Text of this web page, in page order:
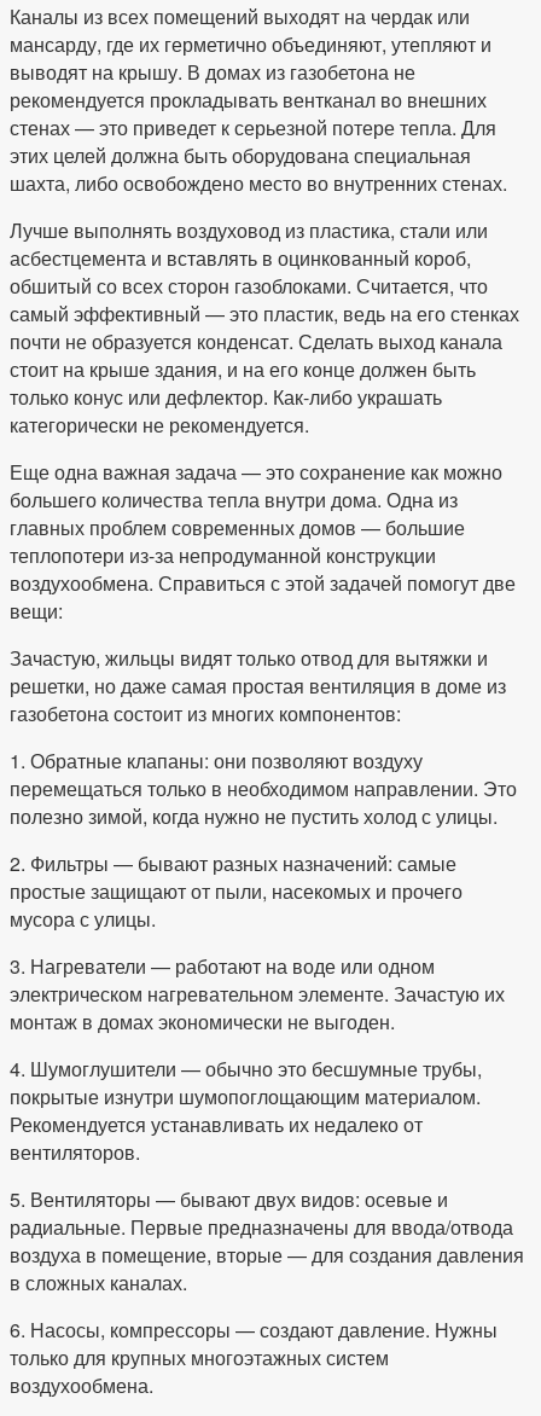
Каналы из всех помещений выходят на чердак или
мансарду, где их герметично объединяют, утепляют и
выводят на крышу. В домах из газобетона не
рекомендуется прокладывать вентканал во внешних
стенах — это приведет к серьезной потере тепла. Для
этих целей должна быть оборудована специальная
шахта, либо освобождено место во внутренних стенах.
Лучше выполнять воздуховод из пластика, стали или
асбестцемента и вставлять в оцинкованный короб,
обшитый со всех сторон газоблоками. Считается, что
самый эффективный — это пластик, ведь на его стенках
почти не образуется конденсат. Сделать выход канала
стоит на крыше здания, и на его конце должен быть
только конус или дефлектор. Как-либо украшать
категорически не рекомендуется.
Еще одна важная задача — это сохранение как можно
большего количества тепла внутри дома. Одна из
главных проблем современных домов — большие
теплопотери из-за непродуманной конструкции
воздухообмена. Справиться с этой задачей помогут две
вещи:
Зачастую, жильцы видят только отвод для вытяжки и
решетки, но даже самая простая вентиляция в доме из
газобетона состоит из многих компонентов:
1. Обратные клапаны: они позволяют воздуху
перемещаться только в необходимом направлении. Это
полезно зимой, когда нужно не пустить холод с улицы.
2. Фильтры — бывают разных назначений: самые
простые защищают от пыли, насекомых и прочего
мусора с улицы.
3. Нагреватели — работают на воде или одном
электрическом нагревательном элементе. Зачастую их
монтаж в домах экономически не выгоден.
4. Шумоглушители — обычно это бесшумные трубы,
покрытые изнутри шумопоглощающим материалом.
Рекомендуется устанавливать их недалеко от
вентиляторов.
5. Вентиляторы — бывают двух видов: осевые и
радиальные. Первые предназначены для ввода/отвода
воздуха в помещение, вторые — для создания давления
в сложных каналах.
6. Насосы, компрессоры — создают давление. Нужны
только для крупных многоэтажных систем
воздухообмена.